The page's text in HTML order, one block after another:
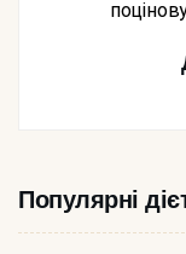
Популярні